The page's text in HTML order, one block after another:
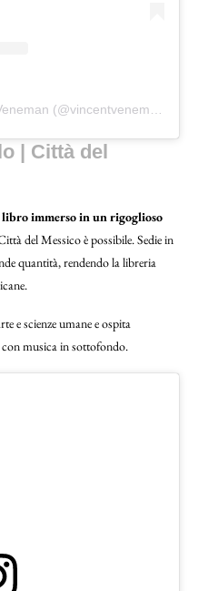
| Città del
immerso in un rigoglioso
del Messico è possibile. Sedie in
quantità, rendendo la libreria
e scienze umane e ospita
musica in sottofondo.